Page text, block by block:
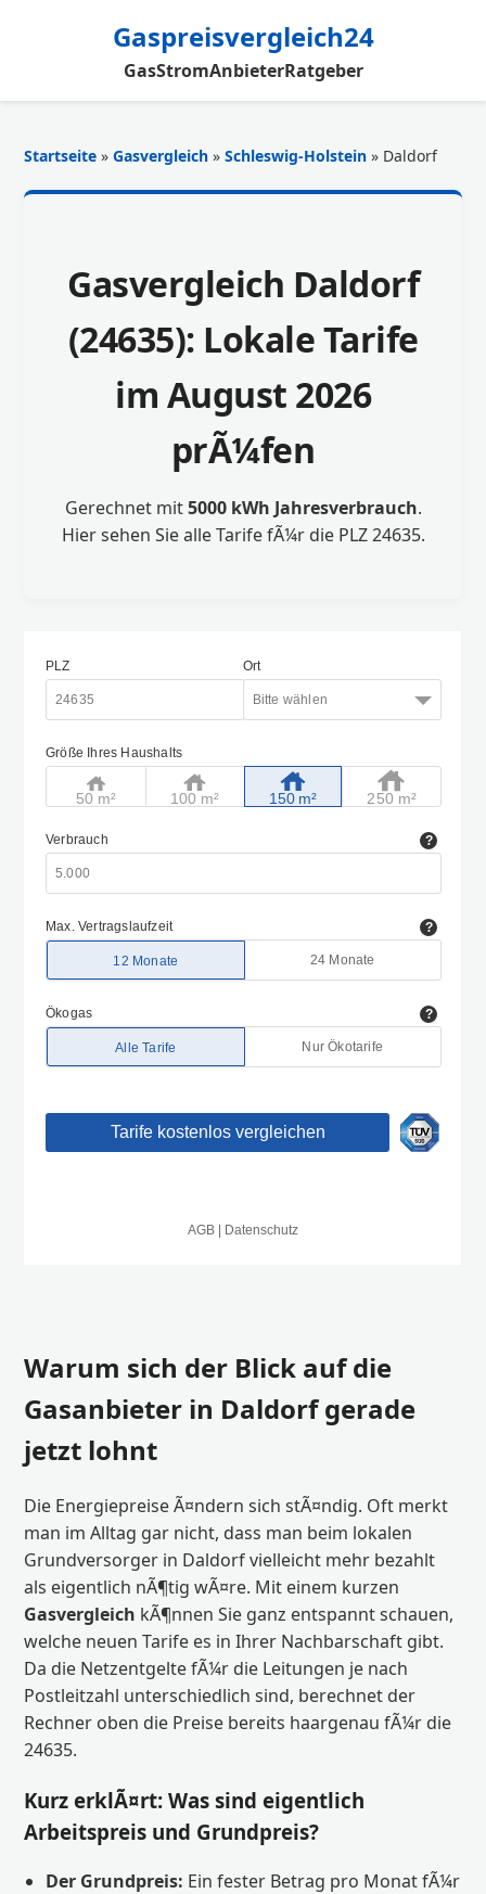
Gaspreisvergleich24
GasStromAnbieterRatgeber
Startseite »Gasvergleich »Schleswig-Holstein » Daldorf
Gasvergleich Daldorf
(24635): Lokale Tarife
im August 2026
prÃ¼fen
Gerechnet mit5000 kWh Jahresverbrauch.
Hier sehen Sie alle Tarife fÃ¼r die PLZ 24635.
Warum sich der Blick auf die
Gasanbieter in Daldorf gerade
jetzt lohnt
Die Energiepreise Ã¤ndern sich stÃ¤ndig. Oft merkt
man im Alltag gar nicht, dass man beim lokalen
Grundversorger in Daldorf vielleicht mehr bezahlt
als eigentlich nÃ¶tig wÃ¤re. Mit einem kurzen
Gasvergleich kÃ¶nnen Sie ganz entspannt schauen,
welche neuen Tarife es in Ihrer Nachbarschaft gibt.
Da die Netzentgelte fÃ¼r die Leitungen je nach
Postleitzahl unterschiedlich sind, berechnet der
Rechner oben die Preise bereits haargenau fÃ¼r die
24635.
Kurz erklÃ¤rt: Was sind eigentlich
Arbeitspreis und Grundpreis?
Der Grundpreis: Ein fester Betrag pro Monat fÃ¼r